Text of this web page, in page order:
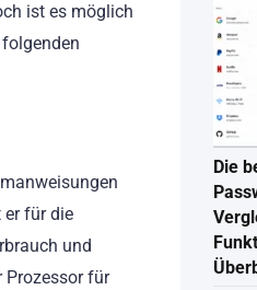
ist es möglich
er für die
und
Prozessor für
Die